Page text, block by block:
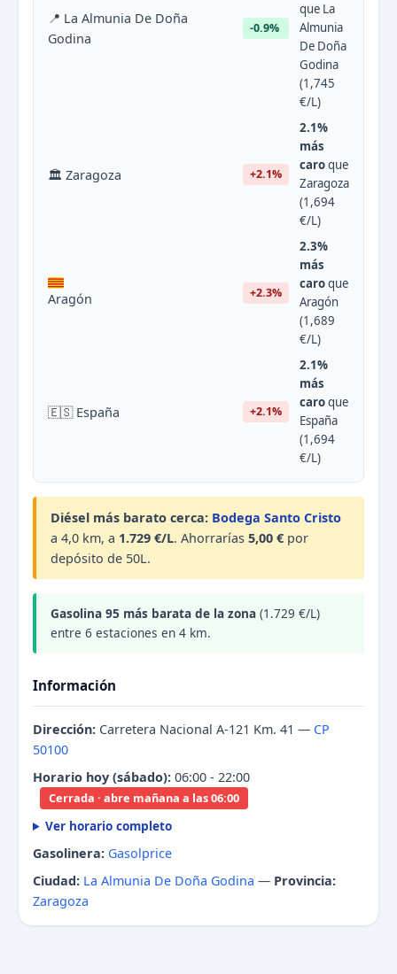
📍 La Almunia De Doña
Godina
-0.9%
que La
Almunia
De Doña
Godina
(1,745
€/L)
🏛 Zaragoza +2.1%
2.1%
más
caroque
Zaragoza
(1,694
€/L)
Aragón +2.3%
2.3%
más
caroque
Aragón
(1,689
€/L)
🇪🇸 España +2.1%
2.1%
más
caroque
España
(1,694
€/L)
Diésel más barato cerca: Bodega Santo Cristo
a 4,0 km, a 1.729 €/L. Ahorrarías 5,00 € por
depósito de 50L.
Gasolina 95 más barata de la zona (1.729 €/L)
entre 6 estaciones en 4 km.
Información
Dirección: Carretera Nacional A-121 Km. 41 — CP
50100
Horario hoy (sábado): 06:00 - 22:00
Cerrada · abre mañana a las 06:00
Ver horario completo
Gasolinera: Gasolprice
Ciudad: La Almunia De Doña Godina — Provincia:
Zaragoza